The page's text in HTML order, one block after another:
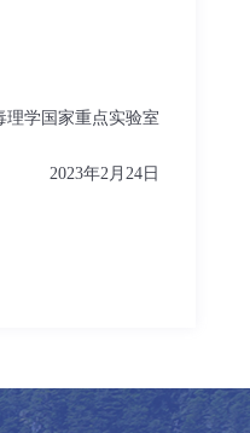
理学国家重点实验室
2023年2月24日